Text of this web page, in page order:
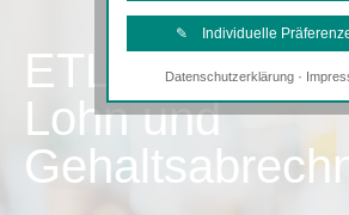
ETL
Lohn und
✎ Individuelle
Notwendige Cookies
Diese Cookies sind
Tracking- und Targeting-
Datenschutzerklärung·